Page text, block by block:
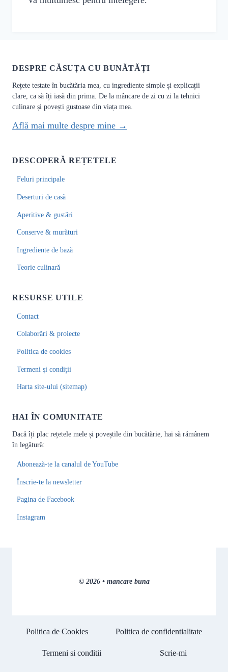
DESPRE CĂSUȚA CU BUNĂTĂȚI
Rețete testate în bucătăria mea, cu ingrediente simple și explicații
clare, ca să îți iasă din prima. De la mâncare de zi cu zi la tehnici
culinare și povești gustoase din viața mea.
Află mai multe despre mine →
DESCOPERĂ REȚETELE
Feluri principale
Deserturi de casă
Aperitive & gustări
Conserve & murături
Ingrediente de bază
Teorie culinară
RESURSE UTILE
Contact
Colaborări & proiecte
Politica de cookies
Termeni și condiții
Harta site-ului (sitemap)
HAI ÎN COMUNITATE
Dacă îți plac rețetele mele și poveștile din bucătărie, hai să rămânem
în legătură:
Abonează-te la canalul de YouTube
Înscrie-te la newsletter
Pagina de Facebook
Instagram
© 2026 • mancare buna
Politica de Cookies Politica de confidentialitate
Termeni si conditii Scrie-mi